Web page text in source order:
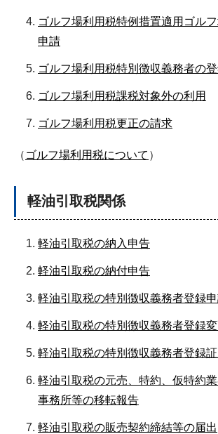
ゴルフ場利用税特例措置適用ゴル
申請
ゴルフ場利用税特別徴収義務者の
ゴルフ場利用税課税対象外の利用
ゴルフ場利用税更正の請求
（ ゴルフ場利用税について ）
軽油引取税関係
軽油引取税の納入申告
軽油引取税の納付申告
軽油引取税の特別徴収義務者登録
軽油引取税の特別徴収義務者登録
軽油引取税の特別徴収義務者登録
軽油引取税の元売、特約、仮特約
事務所等の移転報告
軽油引取税の販売契約締結等の届出